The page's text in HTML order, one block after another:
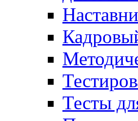
Тесты